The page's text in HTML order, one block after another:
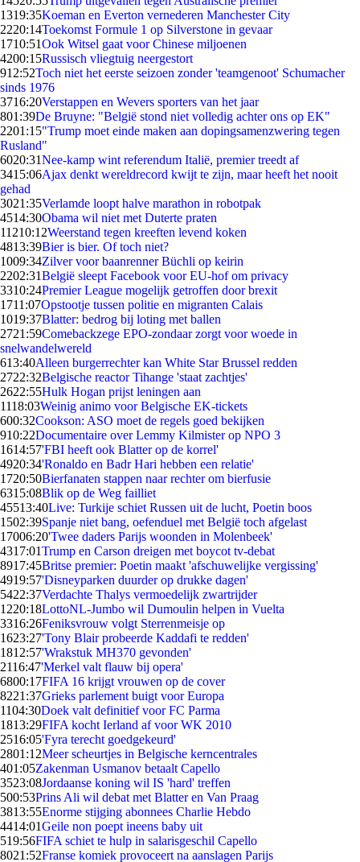
1319:35Koeman en Everton vernederen Manchester City
2220:14Toekomst Formule 1 op Silverstone in gevaar
1710:51Ook Witsel gaat voor Chinese miljoenen
4200:15Russisch vliegtuig neergestort
912:52Toch niet het eerste seizoen zonder 'teamgenoot' Schumacher
sinds 1976
3716:20Verstappen en Wevers sporters van het jaar
801:39De Bruyne: "België stond niet volledig achter ons op EK"
2201:15"Trump moet einde maken aan dopingsamenzwering tegen
Rusland"
6020:31Nee-kamp wint referendum Italië, premier treedt af
3415:06Ajax denkt wereldrecord kwijt te zijn, maar heeft het nooit
gehad
3021:35Verlamde loopt halve marathon in robotpak
4514:30Obama wil niet met Duterte praten
11210:12Weerstand tegen kreeften levend koken
4813:39Bier is bier. Of toch niet?
1009:34Zilver voor baanrenner Büchli op keirin
2202:31België sleept Facebook voor EU-hof om privacy
3310:24Premier League mogelijk getroffen door brexit
1711:07Opstootje tussen politie en migranten Calais
1019:37Blatter: bedrog bij loting met ballen
2721:59Comebackzege EPO-zondaar zorgt voor woede in
snelwandelwereld
613:40Alleen burgerrechter kan White Star Brussel redden
2722:32Belgische reactor Tihange 'staat zachtjes'
2622:55Hulk Hogan prijst leningen aan
1118:03Weinig animo voor Belgische EK-tickets
600:32Cookson: ASO moet de regels goed bekijken
910:22Documentaire over Lemmy Kilmister op NPO 3
1614:57'FBI heeft ook Blatter op de korrel'
4920:34'Ronaldo en Badr Hari hebben een relatie'
1720:50Bierfanaten stappen naar rechter om bierfusie
6315:08Blik op de Weg failliet
45513:40Live: Turkije schiet Russen uit de lucht, Poetin boos
1502:39Spanje niet bang, oefenduel met België toch afgelast
17006:20'Twee daders Parijs woonden in Molenbeek'
4317:01Trump en Carson dreigen met boycot tv-debat
8917:45Britse premier: Poetin maakt 'afschuwelijke vergissing'
4919:57'Disneyparken duurder op drukke dagen'
5422:37Verdachte Thalys vermoedelijk zwartrijder
1220:18LottoNL-Jumbo wil Dumoulin helpen in Vuelta
3316:26Feniksvrouw volgt Sterrenmeisje op
1623:27'Tony Blair probeerde Kaddafi te redden'
1812:57'Wrakstuk MH370 gevonden'
2116:47'Merkel valt flauw bij opera'
6800:17FIFA 16 krijgt vrouwen op de cover
8221:37Grieks parlement buigt voor Europa
1104:30Doek valt definitief voor FC Parma
1813:29FIFA kocht Ierland af voor WK 2010
2516:05'Fyra terecht goedgekeurd'
2801:12Meer scheurtjes in Belgische kerncentrales
401:05Zakenman Usmanov betaalt Capello
3523:08Jordaanse koning wil IS 'hard' treffen
500:53Prins Ali wil debat met Blatter en Van Praag
3813:55Enorme stijging abonnees Charlie Hebdo
4414:01Geile non poept ineens baby uit
519:56FIFA schiet te hulp in salarisgeschil Capello
8021:52Franse komiek provoceert na aanslagen Parijs